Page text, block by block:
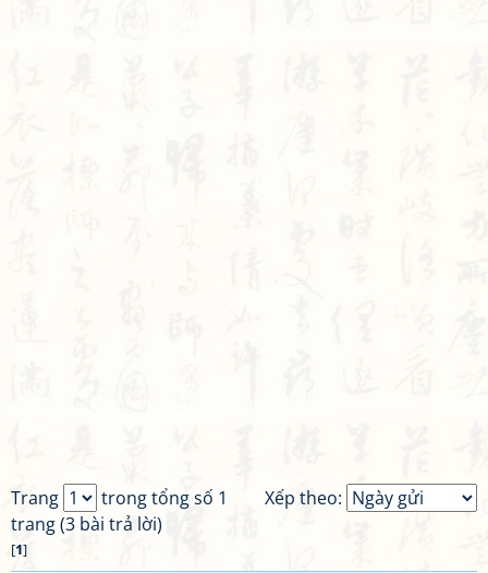
Xếp theo:
Trang
trong tổng số 1
trang (3 bài trả lời)
[1]